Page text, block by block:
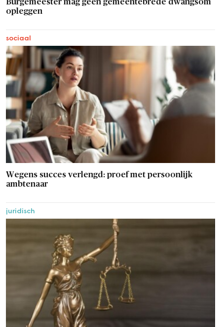
Burgemeester mag geen gemeentebrede dwangsom
opleggen
sociaal
Wegens succes verlengd: proef met persoonlijk
ambtenaar
juridisch